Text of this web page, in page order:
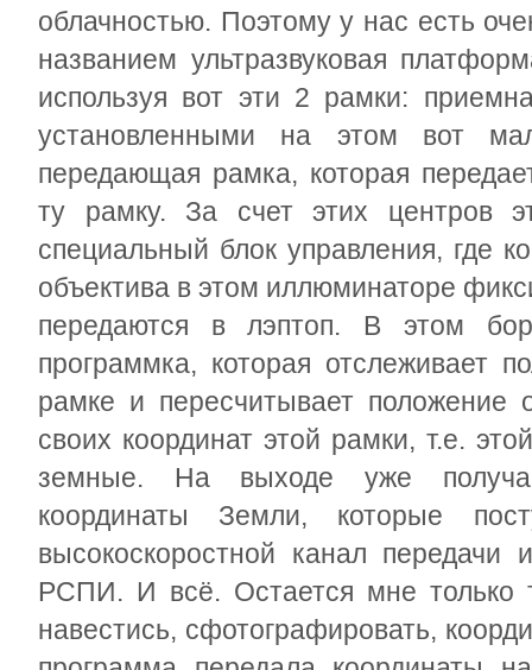
облачностью. Поэтому у нас есть
названием ультразвуковая
используя вот эти 2 рамки:
установленными на этом вот
передающая рамка, которая
ту рамку. За счет этих центров
специальный блок управления, где
объектива в этом иллюминаторе
передаются в лэптоп. В этом
программка, которая отслеживает
рамке и пересчитывает положение
своих координат этой рамки, т.е.
земные. На выходе уже
координаты Земли, которые
высокоскоростной канал
РСПИ. И всё. Остается мне только
навестись, сфотографировать,